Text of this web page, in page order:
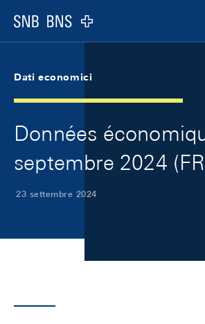
Logo
Dati economici
Données
septembre 2024
23 settembre 2024